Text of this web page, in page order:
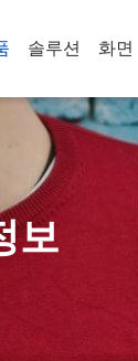
솔루션 화면
보